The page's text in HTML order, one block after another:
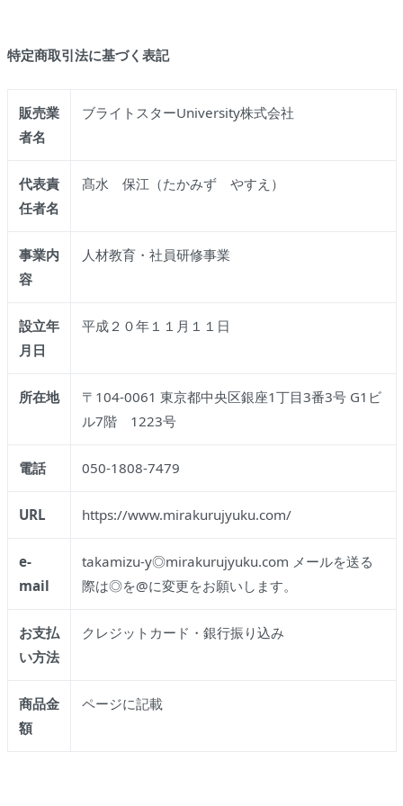
特定商取引法に基づく表記
販売業
者名
ブライトスターUniversity株式会社
代表責
任者名
髙水 保江（たかみず やすえ）
事業内
容
人材教育・社員研修事業
設立年
月日
平成２０年１１月１１日
所在地
〒104-0061 東京都中央区銀座1丁目3番3号 G1ビ
ル7階 1223号
電話 050-1808-7479
URL https://www.mirakurujyuku.com/
e-
mail
takamizu-y◎mirakurujyuku.com メールを送る
際は◎を@に変更をお願いします。
お支払
い方法
クレジットカード・銀行振り込み
商品金
額
ページに記載